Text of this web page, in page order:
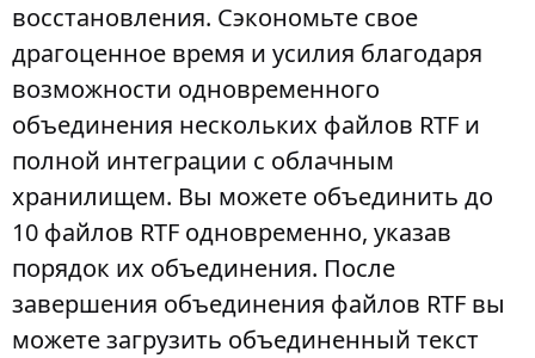
восстановления. Сэкономьте свое
драгоценное время и усилия благодаря
возможности одновременного
объединения нескольких файлов RTF и
полной интеграции с облачным
хранилищем. Вы можете объединить до
10 файлов RTF одновременно, указав
порядок их объединения. После
завершения объединения файлов RTF вы
можете загрузить объединенный текст